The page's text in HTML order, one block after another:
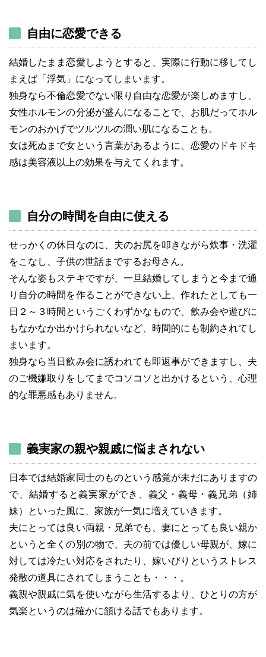
自由に恋愛できる
結婚したまま恋愛しようとすると、実際に行動に移してし
まえば「浮気」になってしまいます。
独身なら不倫恋愛でない限り自由な恋愛が楽しめますし、
女性ホルモンの分泌が盛んになることで、お肌だってホル
モンのおかげでツルツルの潤い肌になることも。
女は死ぬまで女という言葉があるように、恋愛のドキドキ
感は美容液以上の効果を与えてくれます。
自分の時間を自由に使える
せっかくの休日なのに、夫のお尻を叩きながら炊事・洗濯
をこなし、子供の世話までするお母さん。
そんな姿もステキですが、一旦結婚してしまうと今まで通
り自分の時間を作ることができない上、作れたとしても一
日２～３時間というごくわずかなもので、飲み会や遊びに
もなかなか出かけられないなど、時間的にも制約されてし
まいます。
独身なら当日飲み会に誘われても即返事ができますし、夫
のご機嫌取りをしてまでコソコソと出かけるという、心理
的な罪悪感もありません。
義実家の親や親戚に悩まされない
日本では結婚家同士のものという感覚が未だにありますの
で、結婚すると義実家ができ、義父・義母・義兄弟（姉
妹）といった風に、家族が一気に増えていきます。
夫にとっては良い両親・兄弟でも、妻にとっても良い親か
というと全くの別の物で、夫の前では優しい母親が、嫁に
対しては冷たい対応をされたり、嫁いびりというストレス
発散の道具にされてしまうことも・・・。
義親や親戚に気を使いながら生活するより、ひとりの方が
気楽というのは確かに頷ける話でもあります。